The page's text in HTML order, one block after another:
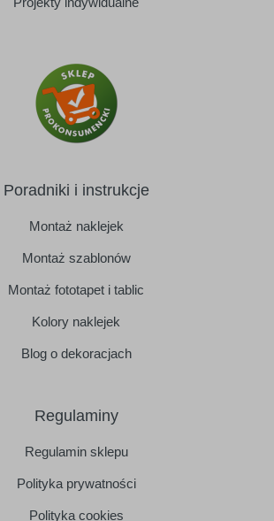
Poradniki i instrukcje
Montaż naklejek
Montaż szablonów
Montaż fototapet i tablic
Kolory naklejek
Blog o dekoracjach
Regulaminy
Regulamin sklepu
Polityka prywatności
Polityka cookies